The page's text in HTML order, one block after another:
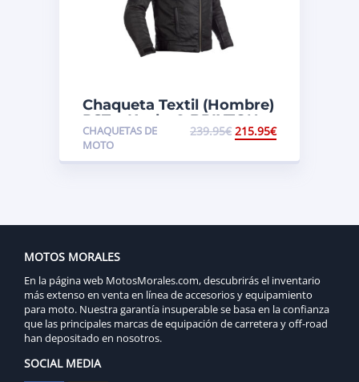
Chaqueta Textil (Hombre)
RST x Kevlar® BRIXTON
CHAQUETAS DE
MOTO
239.95€ 215.95€
MOTOS MORALES
En la página web MotosMorales.com, descubrirás el inventario
más extenso en venta en línea de accesorios y equipamiento
para moto. Nuestra garantía insuperable se basa en la confianza
que las principales marcas de equipación de carretera y off-road
han depositado en nosotros.
SOCIAL MEDIA